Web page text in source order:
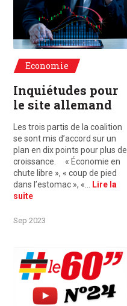
Economie
Inquiétudes pour
le site allemand
Les trois partis de la coalition
se sont mis d’accord sur un
plan en dix points pour plus de
croissance. « Économie en
chute libre », « coup de pied
dans l’estomac », «…
Lire la
suite
Sep 2023